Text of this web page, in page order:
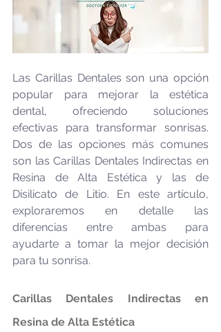
Las Carillas Dentales son una opción
popular para mejorar la estética
dental, ofreciendo soluciones
efectivas para transformar sonrisas.
Dos de las opciones más comunes
son las Carillas Dentales Indirectas en
Resina de Alta Estética y las de
Disilicato de Litio. En este artículo,
exploraremos en detalle las
diferencias entre ambas para
ayudarte a tomar la mejor decisión
para tu sonrisa.
Carillas Dentales Indirectas en
Resina de Alta Estética